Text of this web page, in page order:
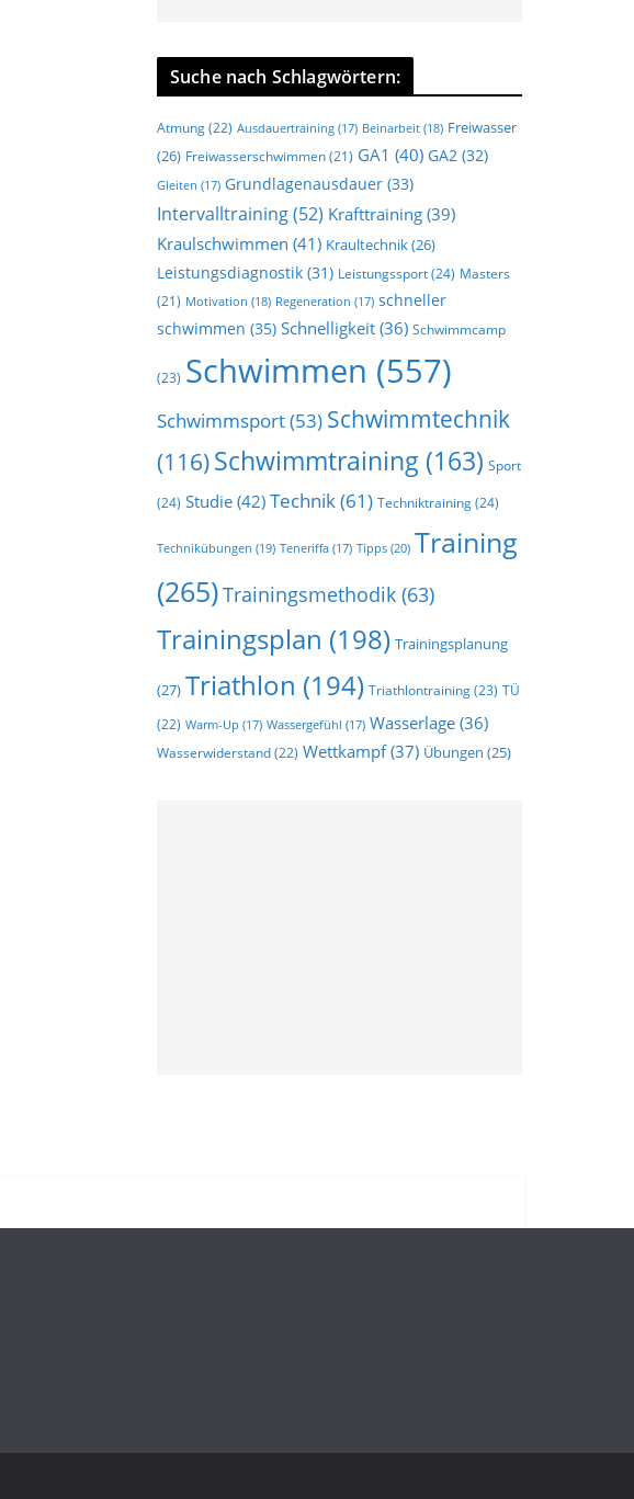
Suche nach Schlagwörtern:
Atmung(22) Ausdauertraining (17) Beinarbeit (18) Freiwasser
(26) Freiwasserschwimmen (21) GA1 (40) GA2 (32)
Gleiten (17) Grundlagenausdauer (33)
Intervalltraining(52) Krafttraining (39)
Kraulschwimmen (41) Kraultechnik(26)
Leistungsdiagnostik (31) Leistungssport(24) Masters
(21) Motivation (18) Regeneration (17) schneller
schwimmen (35) Schnelligkeit (36) Schwimmcamp
(23) Schwimmen (557)
Schwimmsport(53) Schwimmtechnik
(116)Schwimmtraining (163) Sport
(24) Studie (42) Technik(61) Techniktraining(24)
Technikübungen (19) Teneriffa (17) Tipps (20) Training
(265)Trainingsmethodik (63)
Trainingsplan (198) Trainingsplanung
(27) Triathlon (194) Triathlontraining(23) TÜ
(22) Warm-Up (17) Wassergefühl (17) Wasserlage (36)
Wasserwiderstand(22) Wettkampf(37) Übungen (25)